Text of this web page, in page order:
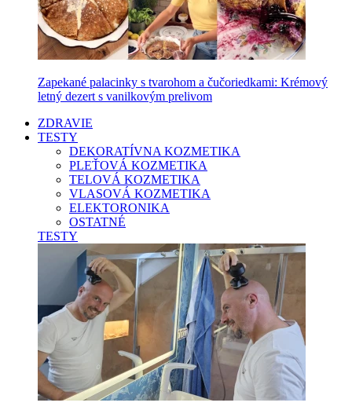
Zapekané palacinky s tvarohom a čučoriedkami: Krémový
letný dezert s vanilkovým prelivom
ZDRAVIE
TESTY
DEKORATÍVNA KOZMETIKA
PLEŤOVÁ KOZMETIKA
TELOVÁ KOZMETIKA
VLASOVÁ KOZMETIKA
ELEKTORONIKA
OSTATNÉ
TESTY